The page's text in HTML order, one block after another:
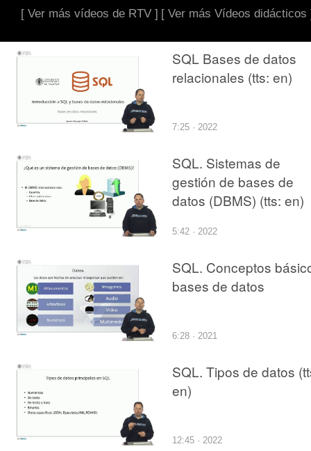
[ Ver más vídeos de RTV ] [ Ver más Vídeos didácticos
SQL Bases de datos
relacionales (tts: en)
7:25 · 2022
SQL. Sistemas de
gestión de bases de
datos (DBMS) (tts: en)
5:42 · 2022
SQL. Conceptos
bases de datos
6:28 · 2021
SQL. Tipos de datos
en)
12:45 · 2022